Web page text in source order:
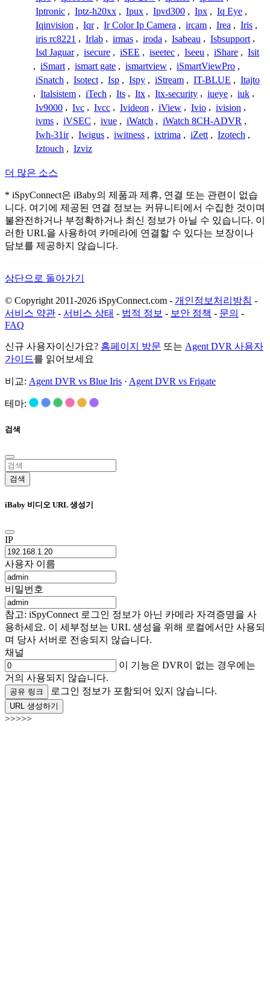
Iptronic , Iptz-h20xx , Ipux , Ipvd300 , Ipx , Iq Eye ,
Iqinvision , Iqr , Ir Color Ip Camera , ircam , Irea , Iris ,
iris rc8221 , Irlab , irmas , iroda , Isabeau , Isbsupport ,
Isd Jaguar , isecure , iSEE , iseetec , Iseeu , iShare , Isit
, iSmart , ismart gate , ismartview , iSmartViewPro ,
iSnatch , Isotect , Isp , Ispy , iStream , IT-BLUE , Itajto
, Italsistem , iTech , Its , Itx , Itx-security , iueye , iuk ,
Iv9000 , Ivc , Ivcc , Ivideon , iView , Ivio , ivision ,
ivms , iVSEC , ivue , iWatch , iWatch 8CH-ADVR ,
Iwh-31ir , Iwigus , iwitness , ixtrima , iZett , Izotech ,
Iztouch , Izviz
더 많은 소스
* iSpyConnect은 iBaby의 제품과 제휴, 연결 또는 관련이 없습
니다. 여기에 제공된 연결 정보는 커뮤니티에서 수집한 것이며
불완전하거나 부정확하거나 최신 정보가 아닐 수 있습니다. 이
러한 URL을 사용하여 카메라에 연결할 수 있다는 보장이나
담보를 제공하지 않습니다.
상단으로 돌아가기
© Copyright 2011-2026 iSpyConnect.com - 개인정보처리방침 -
서비스 약관 - 서비스 상태 - 법적 정보 - 보안 정책 - 문의 -
FAQ
신규 사용자이신가요? 홈페이지 방문 또는 Agent DVR 사용자
가이드를 읽어보세요
비교: Agent DVR vs Blue Iris · Agent DVR vs Frigate
테마:
검색
검색
iBaby 비디오 URL 생성기
IP
사용자 이름
비밀번호
참고: iSpyConnect 로그인 정보가 아닌 카메라 자격증명을 사
용하세요. 이 세부정보는 URL 생성을 위해 로컬에서만 사용되
며 당사 서버로 전송되지 않습니다.
채널
이 기능은 DVR이 없는 경우에는
거의 사용되지 않습니다.
공유 링크 로그인 정보가 포함되어 있지 않습니다.
URL 생성하기
>>>>>